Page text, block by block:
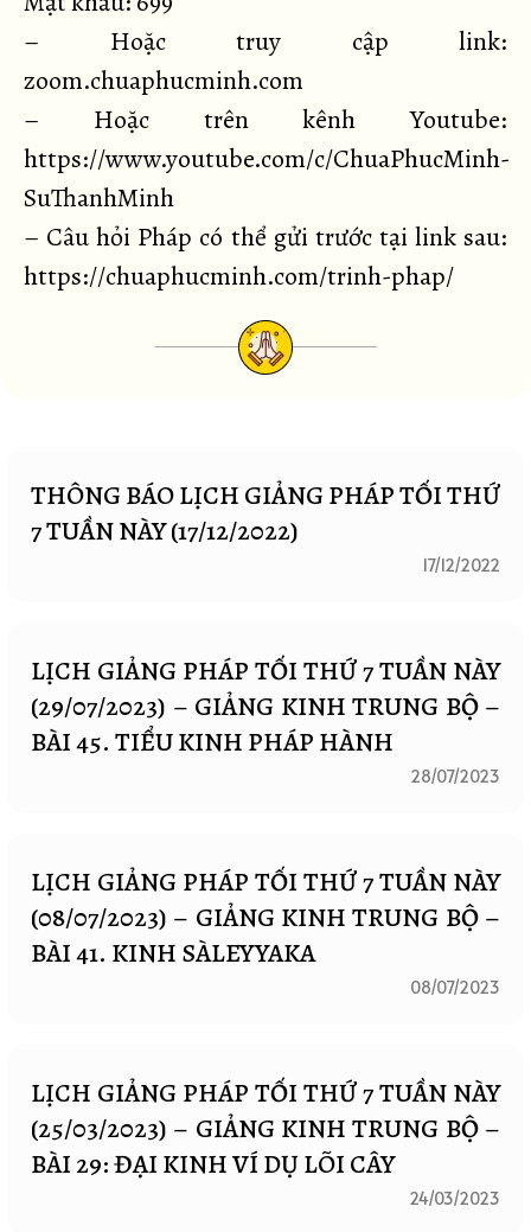
– Hoặc truy cập link:
zoom.chuaphucminh.com
– Hoặc trên kênh Youtube:
https://www.youtube.com/c/ChuaPhucMinh-
SuThanhMinh
– Câu hỏi Pháp có thể gửi trước tại link sau:
https://chuaphucminh.com/trinh-phap/
THÔNG BÁO LỊCH GIẢNG PHÁP TỐI THỨ
7 TUẦN NÀY (17/12/2022)
17/12/2022
LỊCH GIẢNG PHÁP TỐI THỨ 7 TUẦN NÀY
(29/07/2023) – GIẢNG KINH TRUNG BỘ –
BÀI 45. TIỂU KINH PHÁP HÀNH
28/07/2023
LỊCH GIẢNG PHÁP TỐI THỨ 7 TUẦN NÀY
(08/07/2023) – GIẢNG KINH TRUNG BỘ –
BÀI 41. KINH SÀLEYYAKA
08/07/2023
LỊCH GIẢNG PHÁP TỐI THỨ 7 TUẦN NÀY
(25/03/2023) – GIẢNG KINH TRUNG BỘ –
BÀI 29: ĐẠI KINH VÍ DỤ LÕI CÂY
24/03/2023